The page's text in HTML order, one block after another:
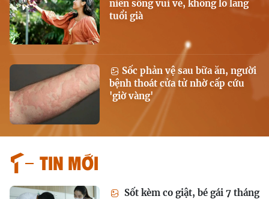
niên sống vui vẻ, không lo lắng
tuổi già
Sốc phản vệ sau bữa ăn, người
bệnh thoát cửa tử nhờ cấp cứu
'giờ vàng'
Tin mới
Sốt kèm co giật, bé gái 7 tháng